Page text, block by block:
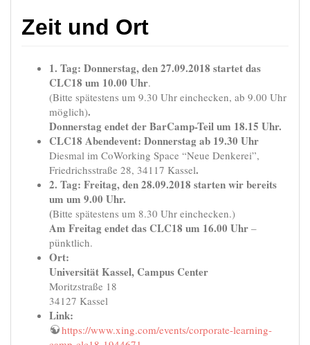
Zeit und Ort
1. Tag: Donnerstag, den 27.09.2018 startet das
CLC18 um 10.00 Uhr.
(Bitte spätestens um 9.30 Uhr einchecken, ab 9.00 Uhr
möglich).
Donnerstag endet der BarCamp-Teil um 18.15 Uhr.
CLC18 Abendevent: Donnerstag ab 19.30 Uhr
Diesmal im CoWorking Space “Neue Denkerei”,
Friedrichsstraße 28, 34117 Kassel.
2. Tag: Freitag, den 28.09.2018 starten wir bereits
um um 9.00 Uhr.
(Bitte spätestens um 8.30 Uhr einchecken.)
Am Freitag endet das CLC18 um 16.00 Uhr –
pünktlich.
Ort:
Universität Kassel, Campus Center
Moritzstraße 18
34127 Kassel
Link:
https://www.xing.com/events/corporate-learning-